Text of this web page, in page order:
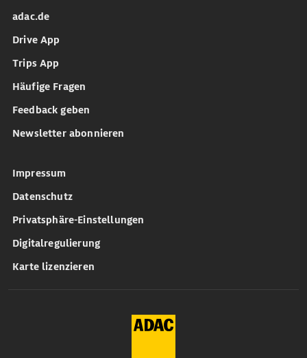
adac.de
Drive App
Trips App
Häufige Fragen
Feedback geben
Newsletter abonnieren
Impressum
Datenschutz
Privatsphäre-Einstellungen
Digitalregulierung
Karte lizenzieren